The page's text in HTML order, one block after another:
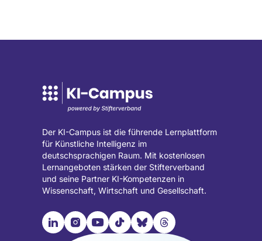
Der KI-Campus ist die führende Lernplattform
für Künstliche Intelligenz im
deutschsprachigen Raum. Mit kostenlosen
Lernangeboten stärken der Stifterverband
und seine Partner KI-Kompetenzen in
Wissenschaft, Wirtschaft und Gesellschaft.

Besuche
📹︎
Besuche
📺︎
Besuche
🎵︎
Besuche
🦋︎
Besuche
🧵︎
Besuche